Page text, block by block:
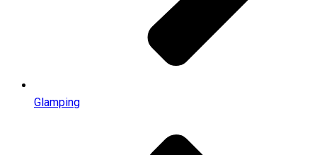
Glamping